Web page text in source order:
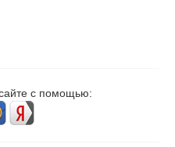
с помощью: